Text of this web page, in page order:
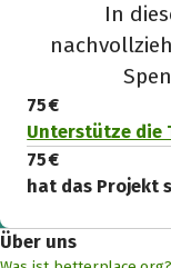
In
75 €
Unterstütze die
75 €
hat das Projekt
Über uns